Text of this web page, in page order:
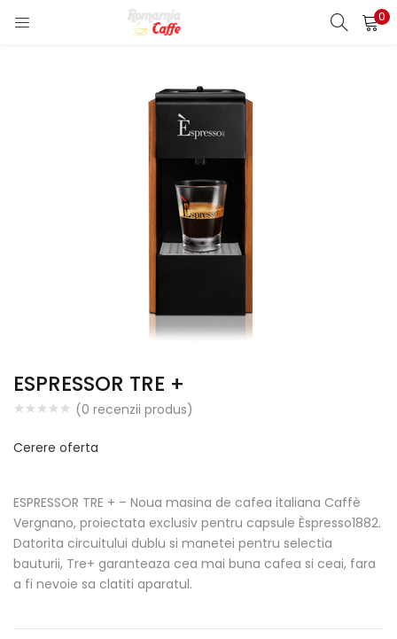
0
LOGIN REGISTER
Enter your username and password to login.
ESPRESSOR TRE +
(0 recenzii produs)
Cerere oferta
ESPRESSOR TRE + – Noua masina de cafea italiana Caffè
Vergnano, proiectata exclusiv pentru capsule Èspresso1882.
Datorita circuitului dublu si manetei pentru selectia
bauturii, Tre+ garanteaza cea mai buna cafea si ceai, fara
a fi nevoie sa clatiti aparatul.